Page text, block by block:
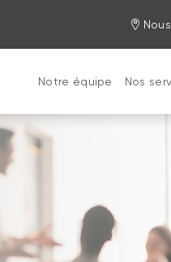
Notre équipe Nos